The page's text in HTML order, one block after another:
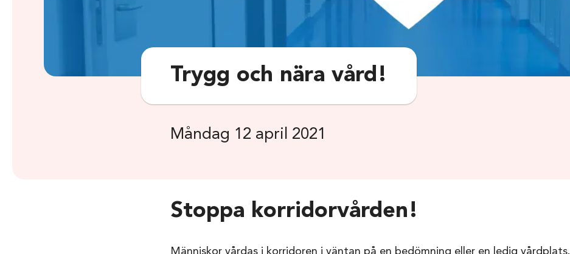
Trygg och nära vård!
Måndag 12 april 2021
Stoppa korridorvården!
Människor vårdas i korridoren i väntan på en bedömning eller en ledig vårdplats.